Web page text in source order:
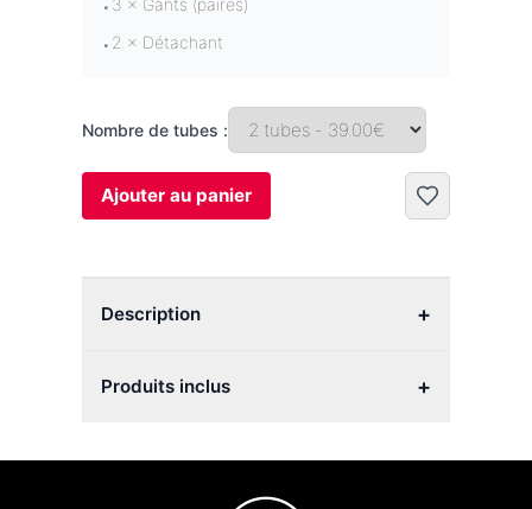
• 3 × Gants (paires)
• 2 × Détachant
Nombre de tubes :
Ajouter au panier
Description +
Produits inclus +